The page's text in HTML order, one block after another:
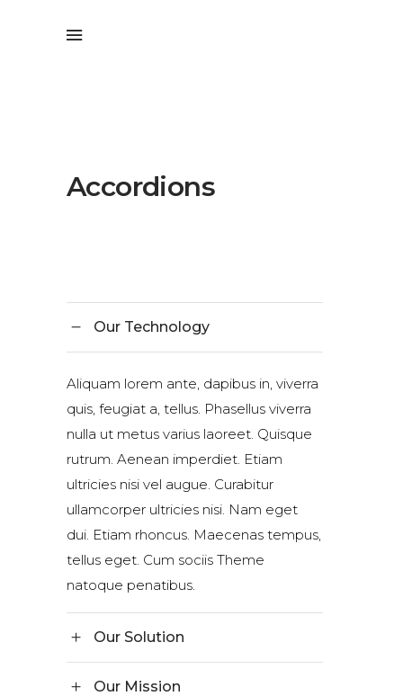
Accordions
Our Technology
Aliquam lorem ante, dapibus in, viverra
quis, feugiat a, tellus. Phasellus viverra
nulla ut metus varius laoreet. Quisque
rutrum. Aenean imperdiet. Etiam
ultricies nisi vel augue. Curabitur
ullamcorper ultricies nisi. Nam eget
dui. Etiam rhoncus. Maecenas tempus,
tellus eget. Cum sociis Theme
natoque penatibus.
Our Solution
Our Mission